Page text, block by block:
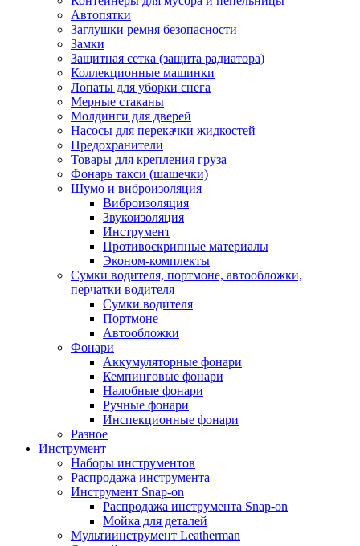
Автопятки
Заглушки ремня безопасности
Замки
Защитная сетка (защита радиатора)
Коллекционные машинки
Лопаты для уборки снега
Мерные стаканы
Молдинги для дверей
Насосы для перекачки жидкостей
Предохранители
Товары для крепления груза
Фонарь такси (шашечки)
Шумо и виброизоляция
Виброизоляция
Звукоизоляция
Инструмент
Противоскрипные материалы
Эконом-комплекты
Сумки водителя, портмоне, автообложки,
перчатки водителя
Cумки водителя
Портмоне
Автообложки
Фонари
Аккумуляторные фонари
Кемпинговые фонари
Налобные фонари
Ручные фонари
Инспекционные фонари
Разное
Инструмент
Наборы инструментов
Распродажа инструмента
Инструмент Snap-on
Распродажа инструмента Snap-on
Мойка для деталей
Мультиинструмент Leatherman